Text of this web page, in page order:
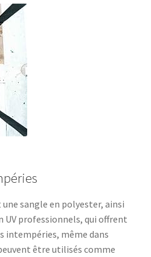
sangle en polyester, ainsi
UV professionnels, qui offrent
intempéries, même dans
être utilisés comme